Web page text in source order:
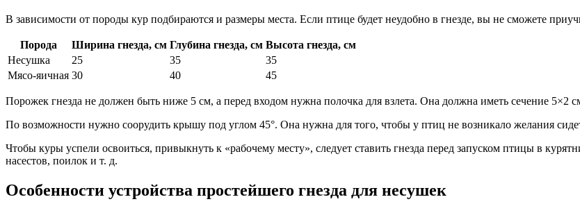
В зависимости от породы кур подбираются и размеры места. Если птице будет неудобно в гнезде, вы не сможете
Порода Ширина гнезда, см Глубина гнезда, см Высота гнезда, см
Несушка
25 35
35
Мясо-яичная 30 40 45
Порожек гнезда не должен быть ниже 5 см, а перед входом нужна полочка для взлета. Она должна иметь сечение 5×2
По возможности нужно соорудить крышу под углом 45°. Она нужна для того, чтобы у птиц не возникало желания
Чтобы куры успели освоиться, привыкнуть к «рабочему месту», следует ставить гнезда перед запуском птицы в
насестов, поилок и т. д.
Особенности устройства простейшего гнезда для несушек